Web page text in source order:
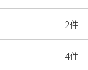
2件
4件